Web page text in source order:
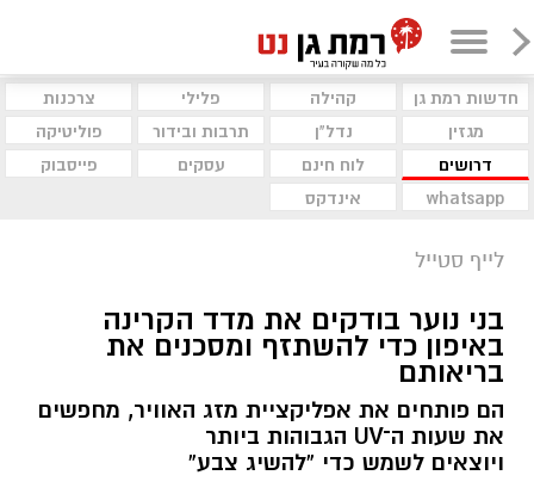
חדשות רמת גן קהילה פלילי
צרכנות
מגזין
נדל"ן תרבות ובידור
פוליטיקה
דרושים
לוח חינם עסקים
פייסבוק
whatsapp
אינדקס
לייף סטייל
בני נוער בודקים את מדד הקרינה
באיפון כדי להשתזף ומסכנים את
בריאותם
הם פותחים את אפליקציית מזג האוויר, מחפשים
את שעות ה־UV הגבוהות ביותר
ויוצאים לשמש כדי “להשיג צבע”